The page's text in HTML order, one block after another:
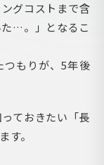
グコストまで含
…。」となるこ
つもりが、5年後
ておきたい「長
す。